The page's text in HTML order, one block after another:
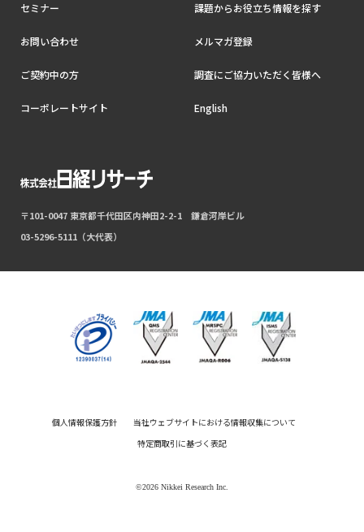
セミナー 課題からお役立ち情報を探す
お問い合わせ メルマガ登録
ご契約中の方 調査にご協力いただく皆様へ
コーポレートサイト English
〒101-0047 東京都千代田区内神田2-2-1 鎌倉河岸ビル
03-5296-5111（大代表）
個人情報保護方針
当社ウェブサイトにおける情報収集について
特定商取引に基づく表記
©2026 Nikkei Research Inc.